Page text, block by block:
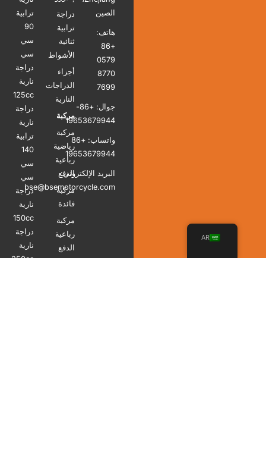
الصين
هاتف:
0579
8770
7699
جوال: +86-
19653679944
واتساب: +86
19653679944
البريد الإلكتروني:
bse@bsemotorcycle.com
دراجة
ترابية
ثنائية
الأشواط
أجزاء
الدراجات
النارية
مركبة
مركبة
رياضية
رباعية
الدفع
مركبة
فائدة
مركبة
رباعية
ترابية
دراجة
125cc
دراجة
ترابية
دراجة
150cc
دراجة
250cc
AR